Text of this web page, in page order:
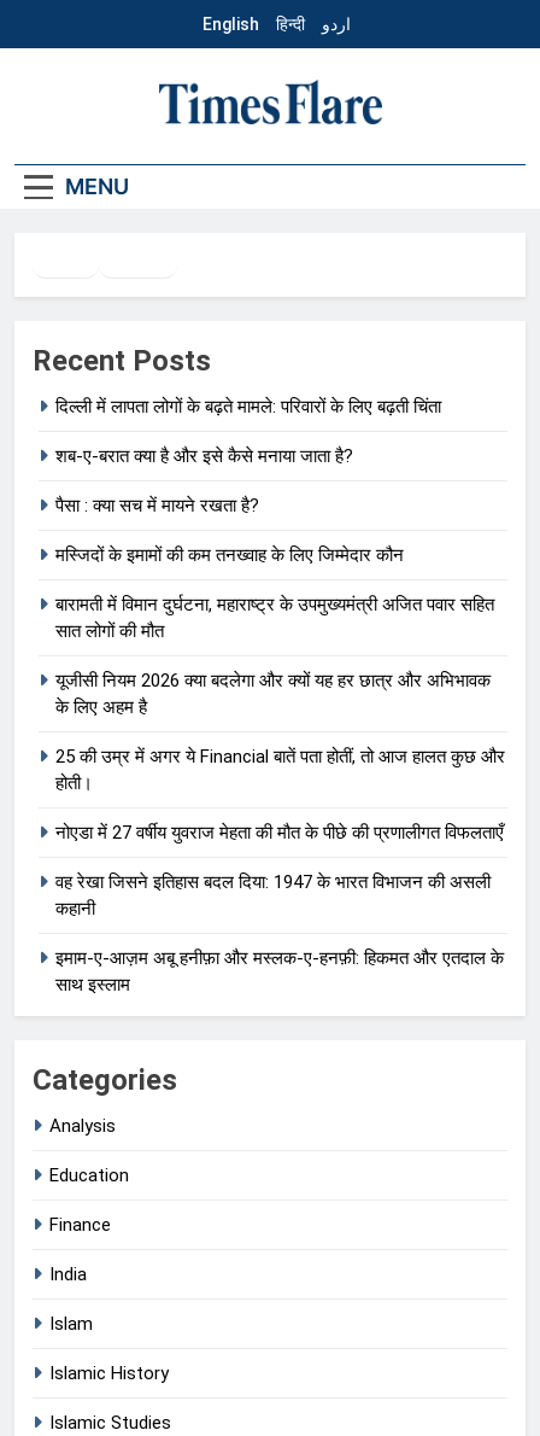
English हिन्दी اردو
Hindi – Times
MENU
Recent Posts
दिल्ली में लापता लोगों के बढ़ते मामले: परिवारों के लिए बढ़ती चिंता
शब-ए-बरात क्या है और इसे कैसे मनाया जाता है?
पैसा : क्या सच में मायने रखता है?
मस्जिदों के इमामों की कम तनख्वाह के लिए जिम्मेदार कौन
बारामती में विमान दुर्घटना, महाराष्ट्र के उपमुख्यमंत्री अजित पवार सहित
सात लोगों की मौत
यूजीसी नियम 2026 क्या बदलेगा और क्यों यह हर छात्र और अभिभावक
के लिए अहम है
25 की उम्र में अगर ये Financial बातें पता होतीं, तो आज हालत कुछ और
होती।
नोएडा में 27 वर्षीय युवराज मेहता की मौत के पीछे की प्रणालीगत विफलताएँ
वह रेखा जिसने इतिहास बदल दिया: 1947 के भारत विभाजन की असली
कहानी
इमाम-ए-आज़म अबू हनीफ़ा और मस्लक-ए-हनफ़ी: हिकमत और एतदाल के
साथ इस्लाम
Categories
Analysis
Education
Finance
India
Islam
Islamic History
Islamic Studies